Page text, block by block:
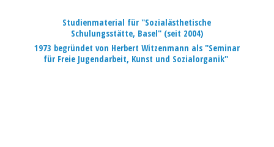
Studienmaterial für "Sozialästhetische
Schulungsstätte, Basel" (seit 2004)
1973 begründet von Herbert Witzenmann als "Seminar
für Freie Jugendarbeit, Kunst und Sozialorganik"